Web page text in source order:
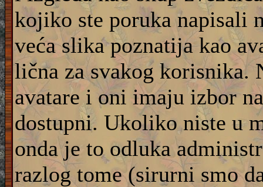
kojiko ste poruka napisali
veća slika poznatija kao
lična za svakog korisnika.
avatare i oni imaju izbor
dostupni. Ukoliko niste u
onda je to odluka
razlog tome (sirurni smo